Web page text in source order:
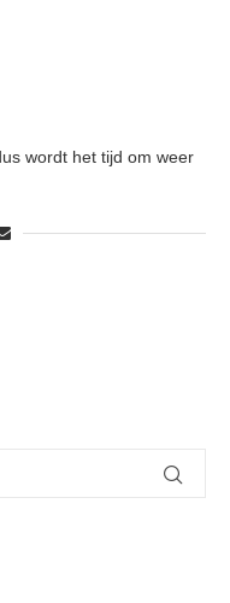
wordt het tijd om weer